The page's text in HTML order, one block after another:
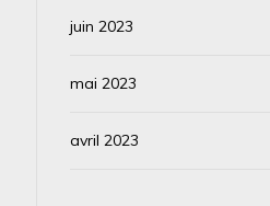
juin 2023
mai 2023
avril 2023